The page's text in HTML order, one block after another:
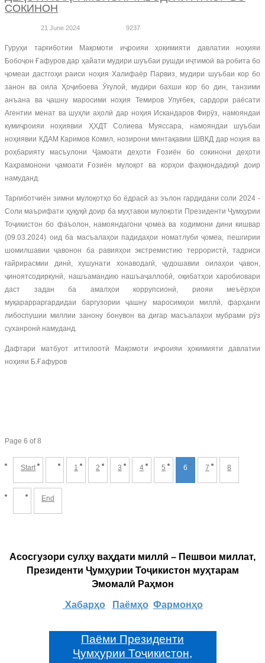
СОКИНОН
21 June 2024 9237
Гуруҳи тарғиботии Мақомоти иҷроияи ҳокимияти давлатии ноҳияи
Бобоҷон Ғафуров дар ҳайати мудири шуъбаи рушди иҷтимоӣ ва робита бо
ҷомеаи дастгоҳи раиси ноҳия Халифаёр Парвиз, мудири шуъбаи кор бо
занон ва оила Ҳоҷибоева Ӯғулой, мудири бахши кор бо дин, танзими
анъана ва ҷашну маросими ноҳия Темиров Улуғбек, сардори раёсати
Агентии менат ва шуҳли аҳолӣ дар ноҳия Искандаров Фирӯз, намояндаи
кумиҷроияи ноҳиявии ҲХДТ Солиева Муяссара, намояндаи шуъбаи
ноҳиявии КДАМ Каримов Комил, нозирони минтақавии ШВКД дар ноҳия ва
роҳбарияту масъулони Ҷамоати деҳоти Ғозиён бо сокинони деҳоти
Каҳрамонони ҷамоати Ғозиён мулоқот ва корҳои фаҳмондадиҳӣ доир
намуданд.
Тарғиботчиён зимни мулоқотҳо бо ёдрасӣ аз эълон гардидани соли 2024 -
Соли маърифати ҳуқуқӣ доир ба муҳтавои мулоқоти Президенти Ҷумҳурии
Тоҷикистон бо фаъолон, намояндагони ҷомеа ва ходимони дини кишвар
(09.03.2024) оид ба масъалаҳои падидаҳои номатлуби ҷомеа, пешгирии
шомилшавии ҷавонон ба равияҳои экстремистию террористӣ, тадриси
ғайрирасмии динӣ, хушунати хонаводагӣ, ҷудошавии оилаҳои ҷавон,
ҷиноятсодиркунӣ, нашъамандию нашъаҷаллобӣ, оқибатҳои харобиовари
даст задан ба амалҳои коррупсионӣ, риояи меъёрҳои
муқарарраргардидаи баргузории ҷашну маросимҳои миллӣ, фарҳанги
либоспушии миллии занону бонувон ва дигар масъалаҳои мубрами рӯз
суханронӣ намуданд.
Дафтари матбуот иттилоотӣ Мақомоти иҷроияи ҳокимияти давлатии
ноҳияи Б.Ғафуров
Page 6 of 8
Start 1 2 3 4 5 6 7 8
End
Асосгузори сулҳу ваҳдати миллӣ – Пешвои миллат,
Президенти Ҷумҳурии Тоҷикистон муҳтарам
Эмомалӣ Раҳмон
Хабарҳо Паёмҳо Фармонҳо
Паёми Президенти
Ҷумҳурии Тоҷикистон,